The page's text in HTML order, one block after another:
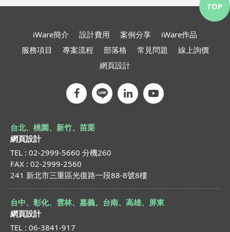
iWare簡介 設計費用 案例分享
iWare作品
服務項目
專案流程 部落格 常見問題
線上詢價
網頁設計
台北、桃園、新竹、苗栗
網頁設計
TEL : 02-2999-5660 分機260
FAX : 02-2999-2560
241 新北市三重區光復路一段88-8號8樓
台中、彰化、雲林、嘉義、台南、高雄、屏東
網頁設計
TEL : 06-3841-917
TOP